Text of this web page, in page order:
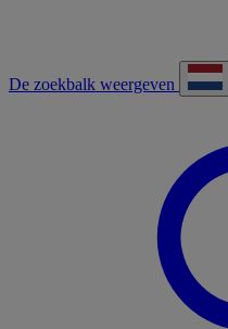
De zoekbalk weergeven